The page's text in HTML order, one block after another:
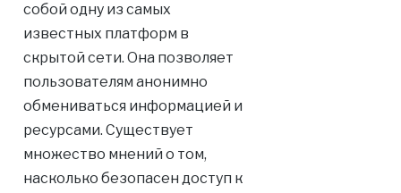
собой одну из самых
известных платформ в
скрытой сети. Она позволяет
пользователям анонимно
обмениваться информацией и
ресурсами. Существует
множество мнений о том,
насколько безопасен доступ к